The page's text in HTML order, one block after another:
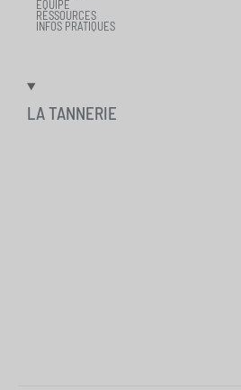
ÉQUIPE
RESSOURCES
INFOS PRATIQUES
LA TANNERIE